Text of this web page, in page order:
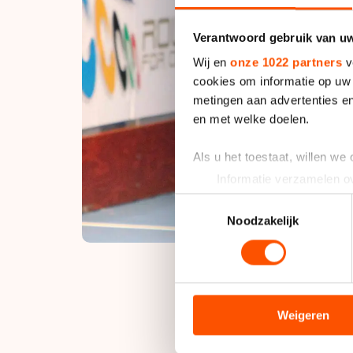
Verantwoord gebruik van
Wij en onze 1022 partners
cookies om informatie op
metingen aan advertenties
en met welke doelen.
Als u het toestaat, willen we
Informatie verzamelen
Uw apparaat
Lees meer over hoe uw
toestemming op elk
analyseren. We delen
analyse. Zij kunnen deze
hun services. Sommige
Noodzakelijk
Weigeren
Francolini
ook nu naast het